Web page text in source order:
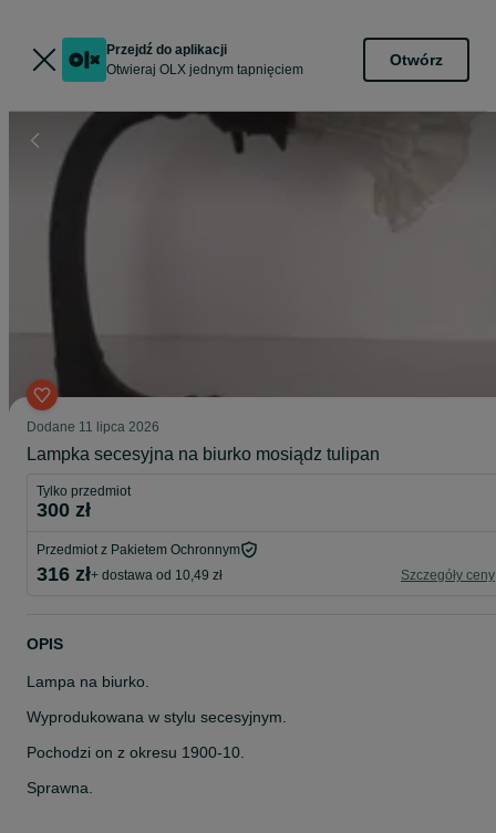
Przejdź do aplikacji
Otwieraj OLX jednym tapnięciem
Otwórz
Dodane 11 lipca 2026
Lampka secesyjna na biurko mosiądz tulipan
Tylko przedmiot
300 zł
Przedmiot z Pakietem Ochronnym
316 zł+ dostawa od 10,49 zł Szczegóły ceny
OPIS
Lampa na biurko.
Wyprodukowana w stylu secesyjnym.
Pochodzi on z okresu 1900-10.
Sprawna.